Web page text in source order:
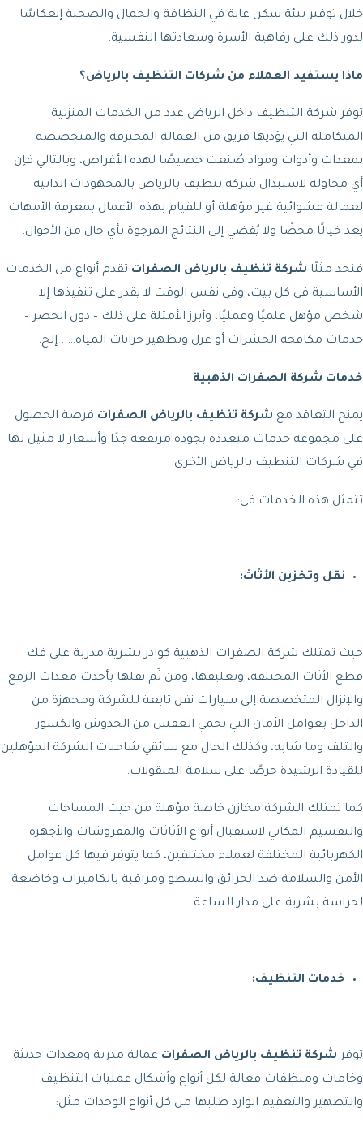
خلال توفير بيئة سكن غاية في النظافة والجمال والصحية إنعكاسًا
لدور ذلك على رفاهية الأسرة وسعادتها النفسية.
ماذا يستفيد العملاء من شركات التنظيف بالرياض؟
توفر شركة التنظيف داخل الرياض عدد من الخدمات المنزلية
المتكاملة التي يؤديها فريق من العمالة المحترفة والمتخصصة
بمعدات وأدوات ومواد صُنعت خصيصًا لهذه الأغراض، وبالتالي فإن
أي محاولة لاستبدال شركة تنظيف بالرياض بالمجهودات الذاتية
لعمالة عشوائية غير مؤهلة أو للقيام بهذه الأعمال بمعرفة الأمهات
يعد خيالًا محضًا ولا يُفضي إلى النتائج المرجوة بأي حال من الأحوال.
فنجد مثلًا شركة تنظيف بالرياض الصفرات تقدم أنواع من الخدمات
الأساسية في كل بيت، وفي نفس الوقت لا يقدر على تنفيذها إلا
شخص مؤهل علميًا وعمليًا، وأبرز الأمثلة على ذلك – دون الحصر –
خدمات مكافحة الحشرات أو عزل وتطهير خزانات المياه….. إلخ.
خدمات شركة الصفرات الذهبية
يمنح التعاقد مع شركة تنظيف بالرياض الصفرات فرصة الحصول
على مجموعة خدمات متعددة بجودة مرتفعة جدًا وأسعار لا مثيل لها
في شركات التنظيف بالرياض الأخرى.
تتمثل هذه الخدمات في:
نقل وتخزين الأثاث:
حيث تمتلك شركة الصفرات الذهبية كوادر بشرية مدربة على فك
قطع الأثاث المختلفة، وتغليفها، ومن ثَم نقلها بأحدث معدات الرفع
والإنزال المتخصصة إلى سيارات نقل تابعة للشركة ومجهزة من
الداخل بعوامل الأمان التي تحمي العفش من الخدوش والكسور
والتلف وما شابه، وكذلك الحال مع سائقي شاحنات الشركة المؤهلين
للقيادة الرشيدة حرصًا على سلامة المنقولات.
كما تمتلك الشركة مخازن خاصة مؤهلة من حيث المساحات
والتقسيم المكاني لاستقبال أنواع الأثاثات والمفروشات والأجهزة
الكهربائية المختلفة لعملاء مختلفين، كما يتوفر فيها كل عوامل
الأمن والسلامة ضد الحرائق والسطو ومراقبة بالكاميرات وخاضعة
لحراسة بشرية على مدار الساعة.
خدمات التنظيف:
توفر شركة تنظيف بالرياض الصفرات عمالة مدربة ومعدات حديثة
وخامات ومنظفات فعالة لكل أنواع وأشكال عمليات التنظيف
والتطهير والتعقيم الوارد طلبها من كل أنواع الوحدات مثل: